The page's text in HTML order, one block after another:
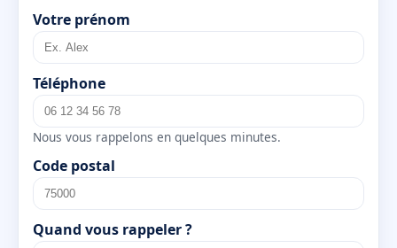
Votre prénom
Téléphone
Nous vous rappelons en quelques minutes.
Code postal
Quand vous rappeler ?